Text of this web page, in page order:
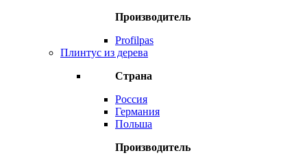
Производитель
Profilpas
Плинтус из дерева
Страна
Россия
Германия
Польша
Производитель